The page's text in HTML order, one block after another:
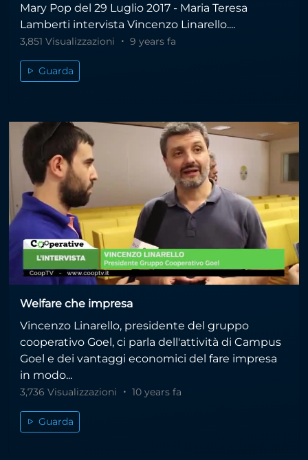
Mary Pop del 29 Luglio 2017 - Maria Teresa
Lamberti intervista Vincenzo Linarello....
3,851 Visualizzazioni 9 years fa
Guarda
Welfare che impresa
Vincenzo Linarello, presidente del gruppo
cooperativo Goel, ci parla dell'attività di Campus
Goel e dei vantaggi economici del fare impresa
in modo...
3,736 Visualizzazioni 10 years fa
Guarda